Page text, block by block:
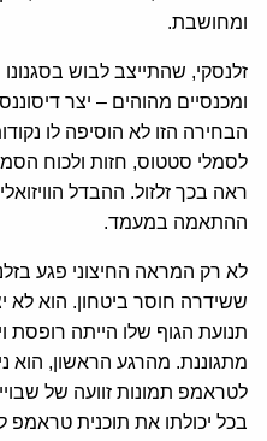
ומחושבת.
זלנסקי, שהתייצב לבוש
ומכנסיים מהוהים – יצר
הבחירה הזו לא הוסיפה לו
לסמלי סטטוס, חזות ולכוח
ראה בכך זלזול. ההבדל
ההתאמה במעמד.
לא רק המראה החיצוני פגע
ששידרה חוסר ביטחון. הוא לא
תנועת הגוף שלו הייתה רופסת
מתגוננת. מהרגע הראשון,
לטראמפ תמונות זוועה של
בכל יכולתו את תוכנית